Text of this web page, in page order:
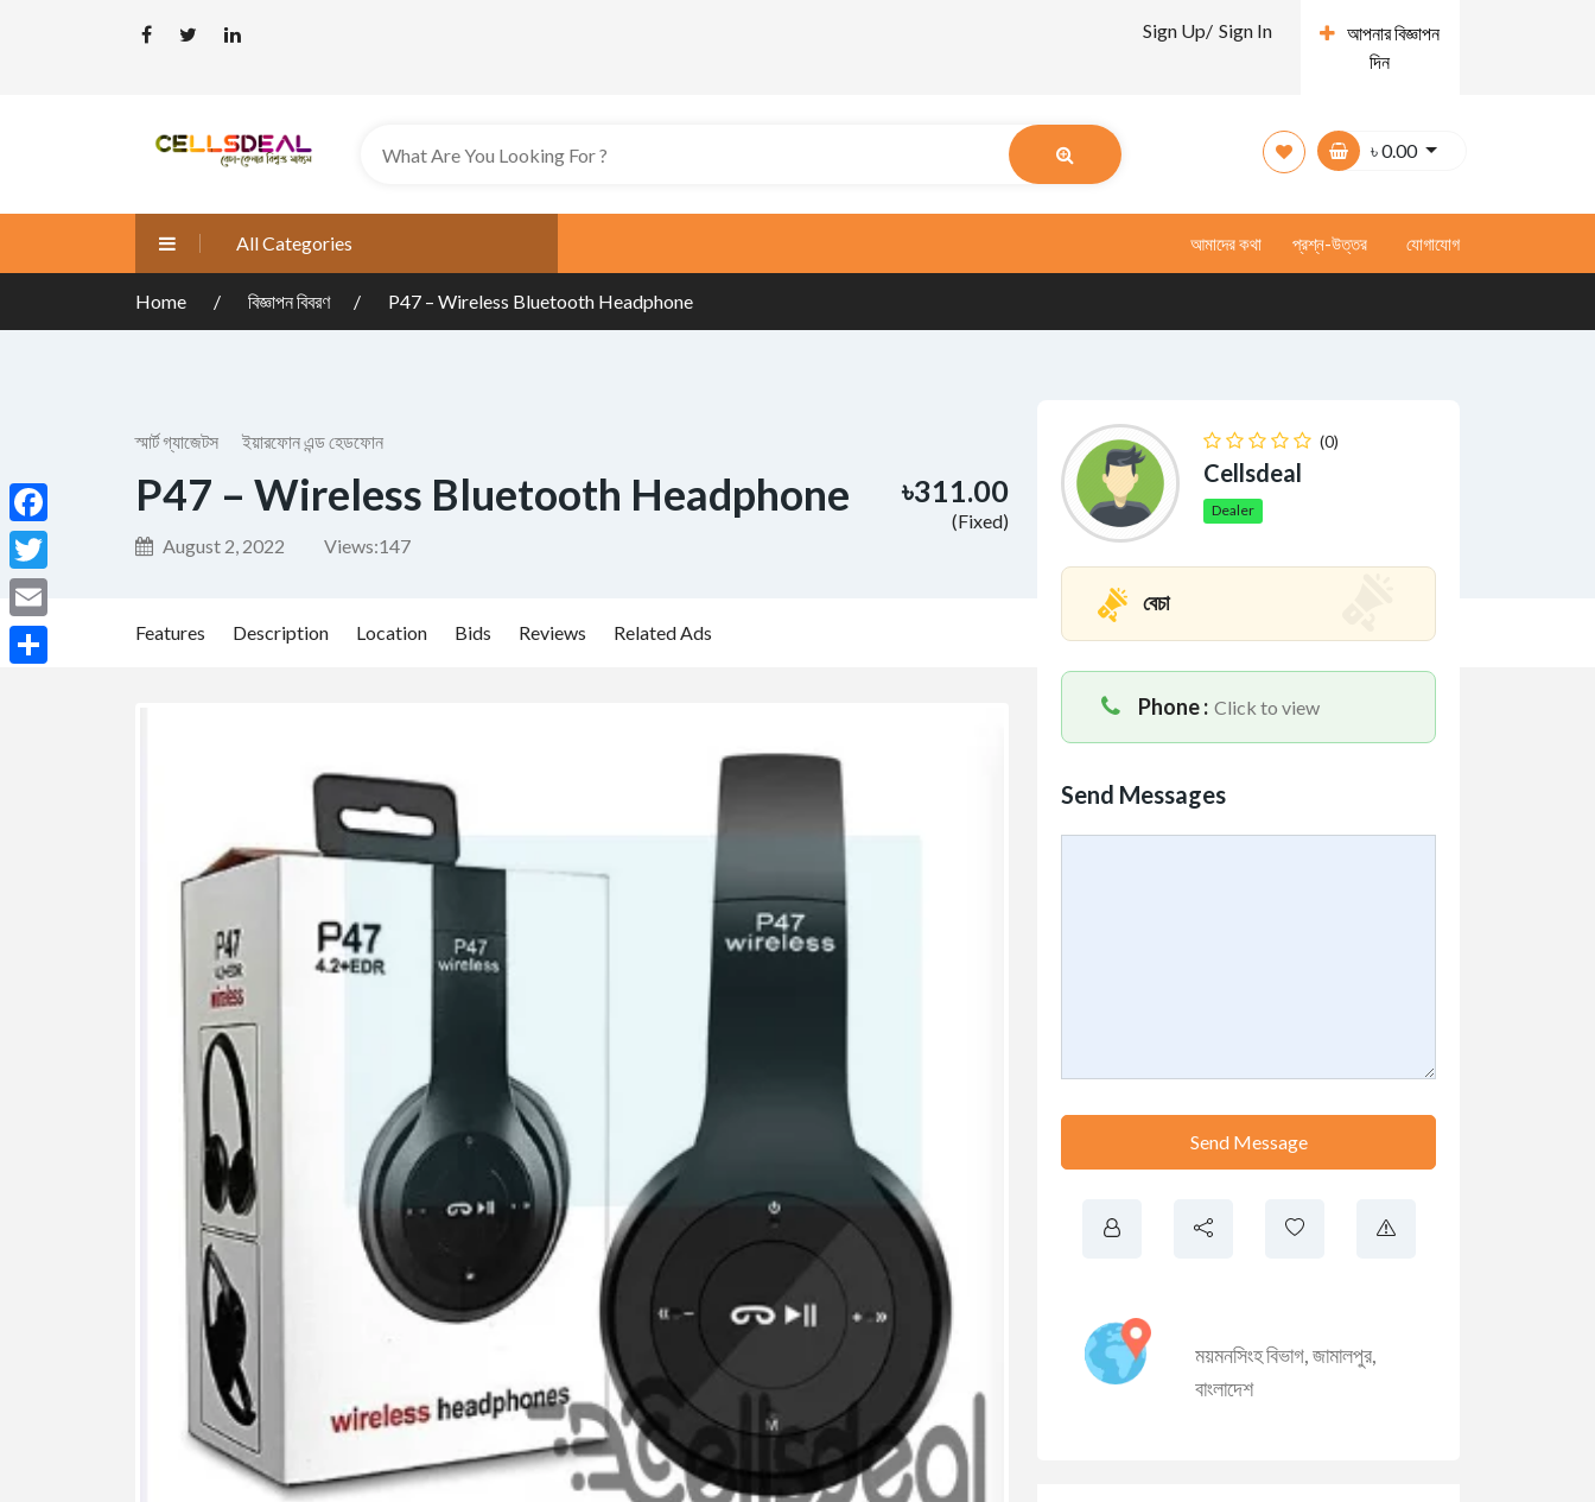
Sign Up/ Sign In
আপনার বিজ্ঞাপন
দিন
৳0.00
All Categories আমাদের কথা প্রশ্ন-উত্তর যোগাযোগ
Home বিজ্ঞাপন বিবরণ P47 – Wireless Bluetooth Headphone
স্মার্ট গ্যাজেটস ইয়ারফোন এন্ড হেডফোন
P47 – Wireless Bluetooth Headphone
August 2, 2022 Views:147
৳311.00
(Fixed)
Features Description Location Bids Reviews Related Ads
(0)
Cellsdeal
Dealer
বেচা
Phone : Click to view
Send Messages
Send Message
ময়মনসিংহ বিভাগ,জামালপুর,
বাংলাদেশ
Facebook
Twitter
Email